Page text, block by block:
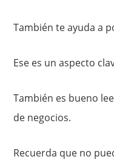
También te ayuda a
Ese es un aspecto
También es bueno
de negocios.
Recuerda que no